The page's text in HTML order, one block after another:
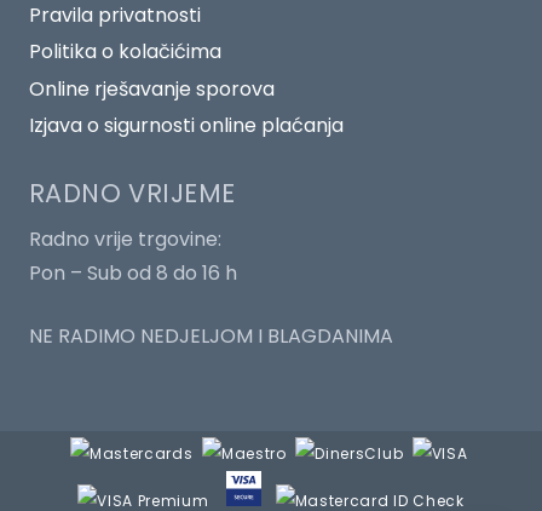
Pravila privatnosti
Politika o kolačićima
Online rješavanje sporova
Izjava o sigurnosti online plaćanja
RADNO VRIJEME
Radno vrije trgovine:
Pon – Sub od 8 do 16 h
NE RADIMO NEDJELJOM I BLAGDANIMA